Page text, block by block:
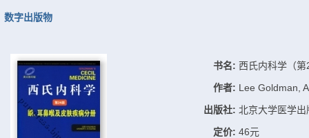
数字出版物
书名: 西氏内科学（
作者: Lee Goldman,
出版社: 北京大学医学出
定价: 46元